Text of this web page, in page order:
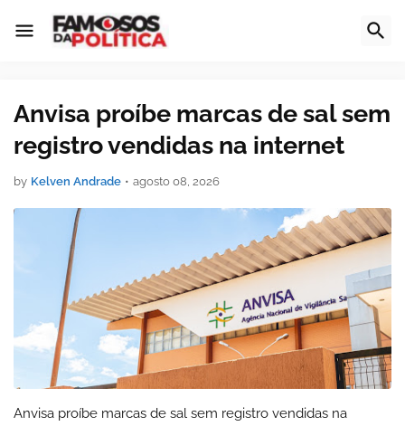
Anvisa proíbe marcas de sal sem
registro vendidas na internet
by Kelven Andrade • agosto 08, 2026
Anvisa proíbe marcas de sal sem registro vendidas na